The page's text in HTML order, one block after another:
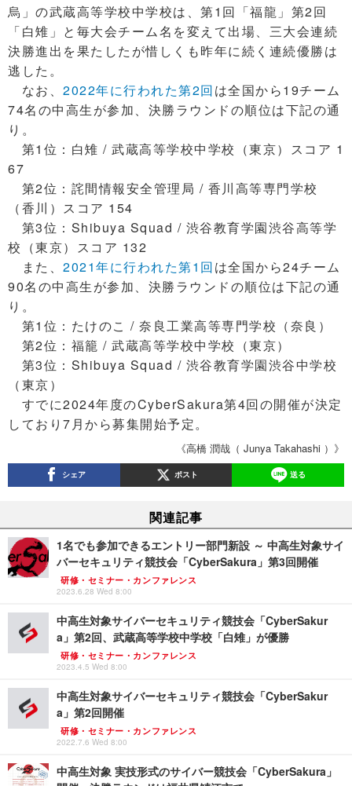
烏」の武蔵高等学校中学校は、第1回「福龍」第2回
「白雉」と毎大会チーム名を変えて出場、三大会連続
決勝進出を果たしたが惜しくも昨年に続く連続優勝は
逃した。
なお、 2022年に行われた第2回は全国から19チーム
74名の中高生が参加、決勝ラウンドの順位は下記の通
り。
第1位：白雉 / 武蔵高等学校中学校（東京）スコア 1
67
第2位：詫間情報安全管理局 / 香川高等専門学校
（香川）スコア 154
第3位：Shibuya Squad / 渋谷教育学園渋谷高等学
校（東京）スコア 132
また、 2021年に行われた第1回は全国から24チーム
90名の中高生が参加、決勝ラウンドの順位は下記の通
り。
第1位：たけのこ / 奈良工業高等専門学校（奈良）
第2位：福籠 / 武蔵高等学校中学校（東京）
第3位：Shibuya Squad / 渋谷教育学園渋谷中学校
（東京）
すでに2024年度のCyberSakura第4回の開催が決定
しており7月から募集開始予定。
《高橋 潤哉（ Junya Takahashi ）》
シェア ポスト 送る
関連記事
1名でも参加できるエントリー部門新設 ～ 中高生対象サイ
バーセキュリティ競技会「CyberSakura」第3回開催
研修・セミナー・カンファレンス
2023.6.28 Wed 8:00
中高生対象サイバーセキュリティ競技会「CyberSakur
a」第2回、武蔵高等学校中学校「白雉」が優勝
研修・セミナー・カンファレンス
2023.4.5 Wed 8:00
中高生対象サイバーセキュリティ競技会「CyberSakur
a」第2回開催
研修・セミナー・カンファレンス
2022.7.6 Wed 8:00
中高生対象 実技形式のサイバー競技会「CyberSakura」